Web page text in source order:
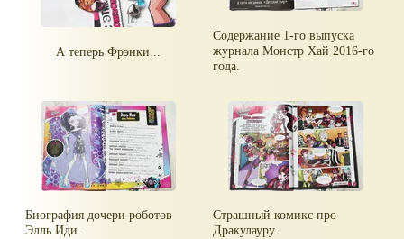
А теперь Фрэнки...
Содержание 1-го выпуска
журнала Монстр Хай 2016-го
года.
Биография дочери роботов
Элль Иди.
Страшный комикс про
Дракулауру.